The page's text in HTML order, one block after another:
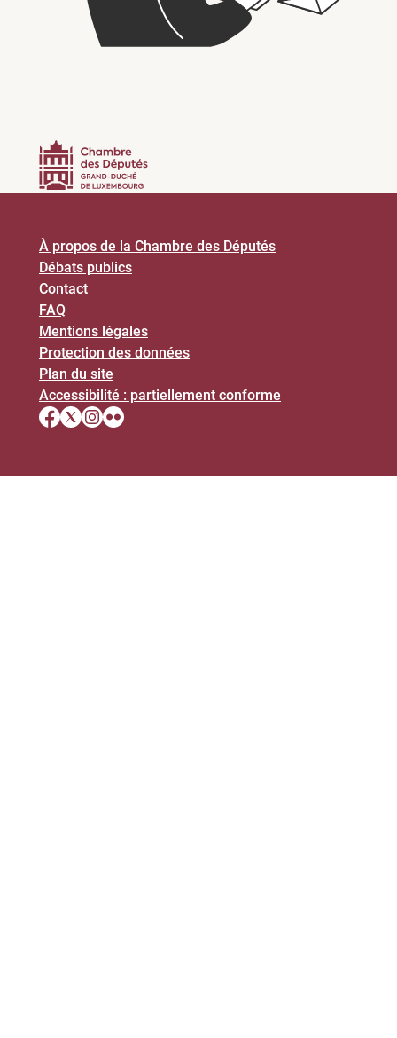
À propos de la Chambre des Députés
Débats publics
Contact
FAQ
Mentions légales
Protection des données
Plan du site
Accessibilité : partiellement conforme